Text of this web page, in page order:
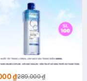
₫289.000 ₫